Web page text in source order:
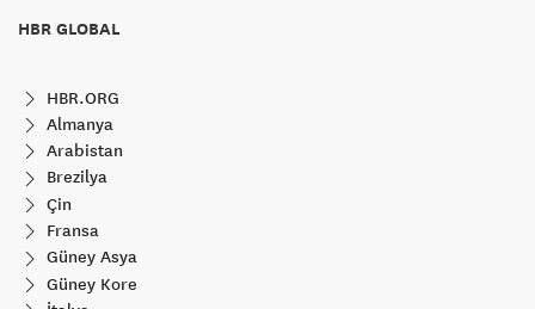
HBR GLOBAL
HBR.ORG
Almanya
Arabistan
Brezilya
Çin
Fransa
Güney Asya
Güney Kore